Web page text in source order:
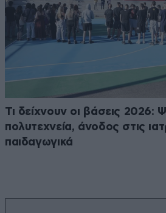
Τι δείχνουν οι βάσεις 2026:
πολυτεχνεία, άνοδος στις
παιδαγωγικά